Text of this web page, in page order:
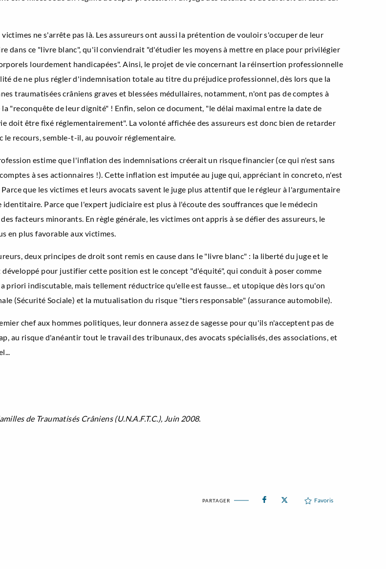
ne s'arrête pas là. Les assureurs ont aussi la prétention de vouloir s'occuper de leur
dans ce "livre blanc", qu'il conviendrait "d'étudier les moyens à mettre en place pour privilégier
lourdement handicapées". Ainsi, le projet de vie concernant la réinsertion professionnelle
de ne plus régler d'indemnisation totale au titre du préjudice professionnel, dès lors que la
traumatisées crâniens graves et blessées médullaires, notamment, n'ont pas de comptes à
"reconquête de leur dignité" ! Enfin, selon ce document, "le délai maximal entre la date de
doit être fixé réglementairement". La volonté affichée des assureurs est donc bien de retarder
recours, semble-t-il, au pouvoir réglementaire.
estime que l'inflation des indemnisations créerait un risque financier (ce qui n'est sans
à ses actionnaires !). Cette inflation est imputée au juge qui, appréciant in concreto, n'est
que les victimes et leurs avocats savent le juge plus attentif que le régleur à l'argumentaire
Parce que l'expert judiciaire est plus à l'écoute des souffrances que le médecin
facteurs minorants. En règle générale, les victimes ont appris à se défier des assureurs, le
en plus favorable aux victimes.
deux principes de droit sont remis en cause dans le "livre blanc" : la liberté du juge et le
pour justifier cette position est le concept "d'équité", qui conduit à poser comme
priori indiscutable, mais tellement réductrice qu'elle est fausse... et utopique dès lors qu'on
(Sécurité Sociale) et la mutualisation du risque "tiers responsable" (assurance automobile).
chef aux hommes politiques, leur donnera assez de sagesse pour qu'ils n'acceptent pas de
au risque d'anéantir tout le travail des tribunaux, des avocats spécialisés, des associations, et
de Traumatisés Crâniens (U.N.A.F.T.C.), Juin 2008.
PARTAGER Favoris